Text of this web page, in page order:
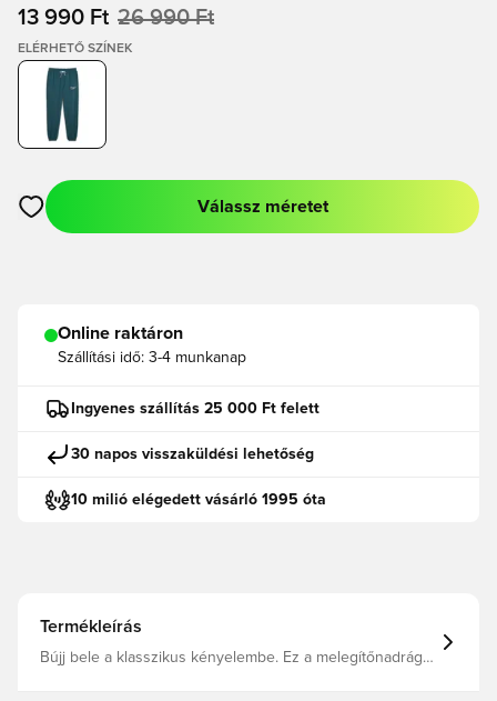
13 990 Ft 26 990 Ft
ELÉRHETŐ SZÍNEK
Megnyit egy modált a bejelentkezéshez vagy a tagként való
Válassz méretet
Online raktáron
Szállítási idő: 3-4 munkanap
Ingyenes szállítás 25 000 Ft felett
30 napos visszaküldési lehetőség
10 milió elégedett vásárló 1995 óta
Termékleírás
Bújj bele a klasszikus kényelembe. Ez a melegítőnadrág